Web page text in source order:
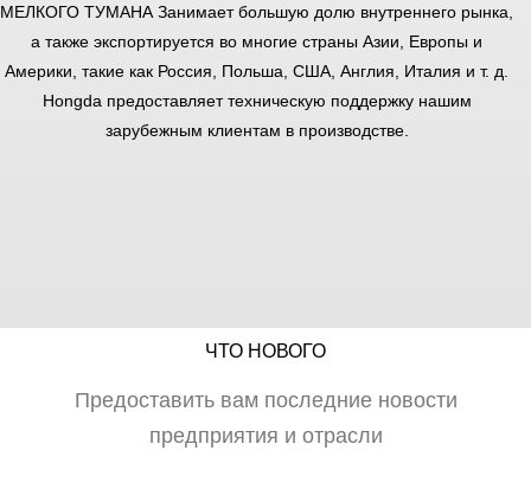
МЕЛКОГО ТУМАНА Занимает большую долю внутреннего рынка,
а также экспортируется во многие страны Азии, Европы и
Америки, такие как Россия, Польша, США, Англия, Италия и т. д.
Hongda предоставляет техническую поддержку нашим
зарубежным клиентам в производстве.
ЧТО НОВОГО
Предоставить вам последние новости
предприятия и отрасли